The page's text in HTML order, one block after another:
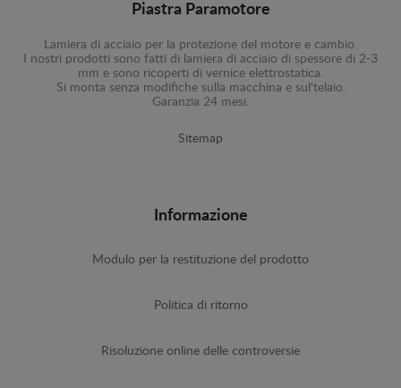
Piastra Paramotore
Lamiera di acciaio per la protezione del motore e cambio.
I nostri prodotti sono fatti di lamiera di acciaio di spessore di 2-3
mm e sono ricoperti di vernice elettrostatica.
Si monta senza modifiche sulla macchina e sul'telaio.
Garanzia 24 mesi.
Sitemap
Informazione
Modulo per la restituzione del prodotto
Politica di ritorno
Risoluzione online delle controversie